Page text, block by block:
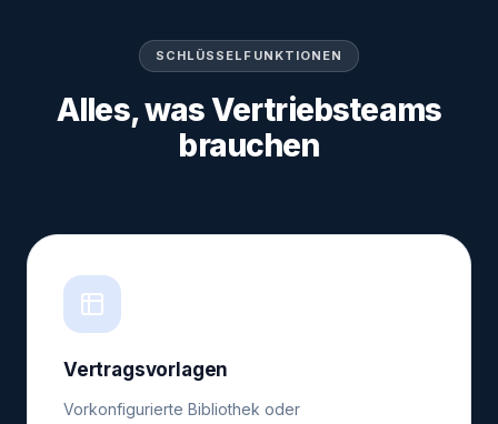
SCHLÜSSELFUNKTIONEN
Alles, was Vertriebsteams
brauchen
Vertragsvorlagen
Vorkonfigurierte Bibliothek oder